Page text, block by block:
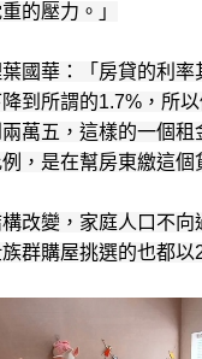
的壓力。」
國華：「房貸的利率
到所謂的1.7%，所以
萬五，這樣的一個租
，是在幫房東繳這個
改變，家庭人口不向
群購屋挑選的也都以